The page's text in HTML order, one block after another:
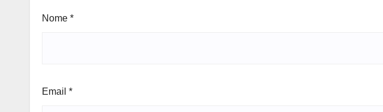
Nome *
Email *